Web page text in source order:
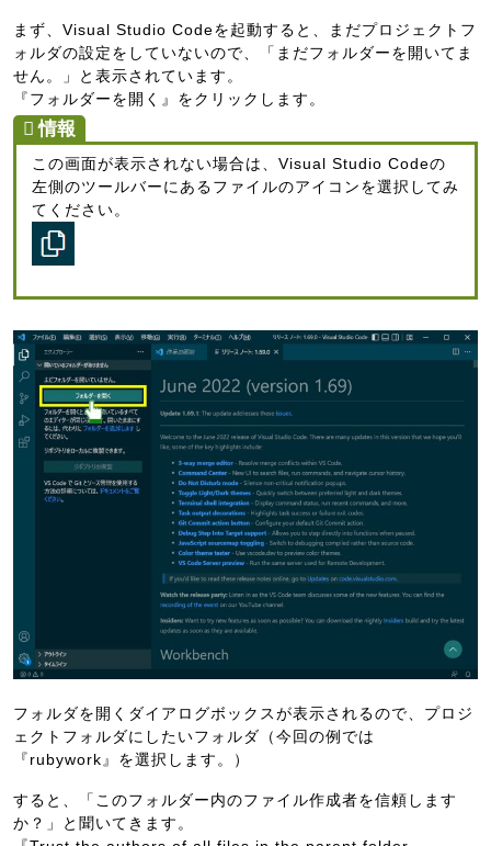
まず、Visual Studio Codeを起動すると、まだプロジェクトフ
ォルダの設定をしていないので、「まだフォルダーを開いてま
せん。」と表示されています。
『フォルダーを開く』をクリックします。
この画面が表示されない場合は、Visual Studio Codeの
左側のツールバーにあるファイルのアイコンを選択してみ
てください。
フォルダを開くダイアログボックスが表示されるので、プロジ
ェクトフォルダにしたいフォルダ（今回の例では
『rubywork』を選択します。）
すると、「このフォルダー内のファイル作成者を信頼します
か？」と聞いてきます。